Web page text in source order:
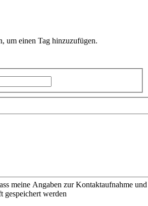
um einen Tag hinzuzufügen.
gespeichert werden